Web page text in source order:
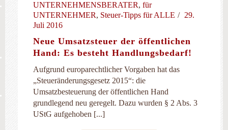
UNTERNEHMENSBERATER, für
UNTERNEHMER, Steuer-Tipps für ALLE
29.
Juli 2016
Neue Umsatzsteuer der öffentlichen
Hand: Es besteht Handlungsbedarf!
Aufgrund europarechtlicher Vorgaben hat das
„Steueränderungsgesetz 2015“: die
Umsatzbesteuerung der öffentlichen Hand
grundlegend neu geregelt. Dazu wurden § 2 Abs. 3
UStG aufgehoben [...]